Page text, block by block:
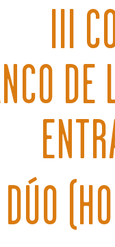
III